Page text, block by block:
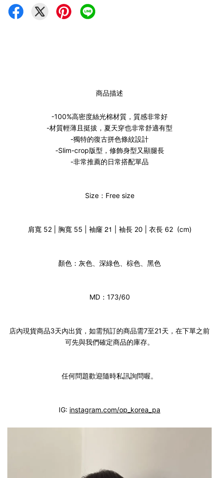
商品描述
-100%高密度絲光棉材質，質感非常好
-材質輕薄且挺拔，夏天穿也非常舒適有型
-獨特的復古拼色條紋設計
-Slim-crop版型，修飾身型又顯腿長
-非常推薦的日常搭配單品
Size：Free size
肩寬 52 | 胸寬 55 | 袖窿 21 | 袖長 20 | 衣長 62 (cm)
顏色：灰色、深綠色、棕色、黑色
MD：173/60
店內現貨商品3天內出貨，如需預訂的商品需7至21天，在下單之前
可先與我們確定商品的庫存。
任何問題歡迎隨時私訊詢問喔。
IG: instagram.com/op_korea_pa